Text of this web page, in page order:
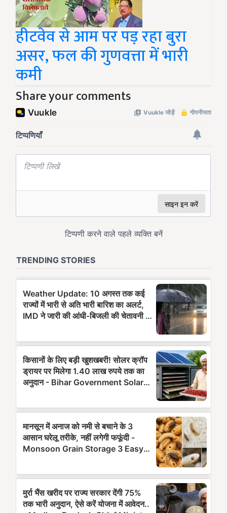
हीटवेव से आम पर पड़ रहा बुरा
असर, फल की गुणवत्ता में भारी
कमी
Share your comments